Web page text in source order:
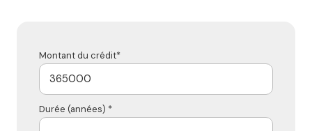
Montant du crédit*
Durée (années) *